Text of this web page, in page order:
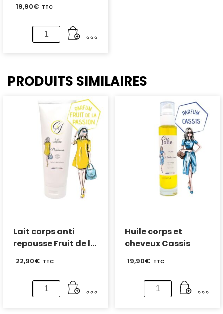
19,90€ TTC
quantité
de
et
cheveux
des
PRODUITS SIMILAIRES
Lait corps anti
repousse Fruit de la
22,90€ TTC
quantité
de
Huile corps et
cheveux Cassis
19,90€ TTC
quantité
de